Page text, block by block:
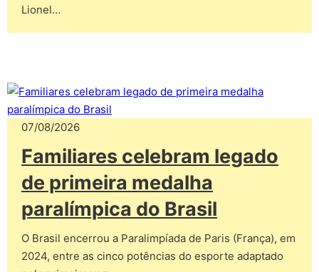
Lionel…
07/08/2026
Familiares celebram legado
de primeira medalha
paralímpica do Brasil
O Brasil encerrou a Paralimpíada de Paris (França), em
2024, entre as cinco potências do esporte adaptado